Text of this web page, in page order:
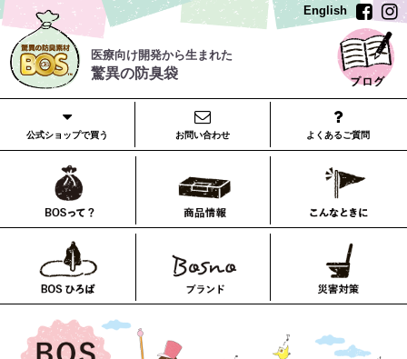
医療向け開発から生まれた
驚異の防臭袋
English
公式ショップで買う お問い合わせ よくあるご質問